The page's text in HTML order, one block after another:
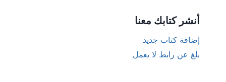
أنشر كتابك معنا
إضافة كتاب جديد
بلغ عن رابط لا يعمل